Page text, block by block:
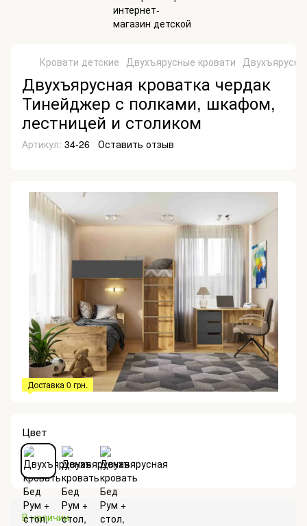
Кровати детские Двухъярусные кровати
Двухъярусная кроватка чердак
Тинейджер с полками, шкафом,
лестницей и столиком
Артикул: 34-26 Оставить отзыв
Доставка 0 грн.
Цвет
В наличии